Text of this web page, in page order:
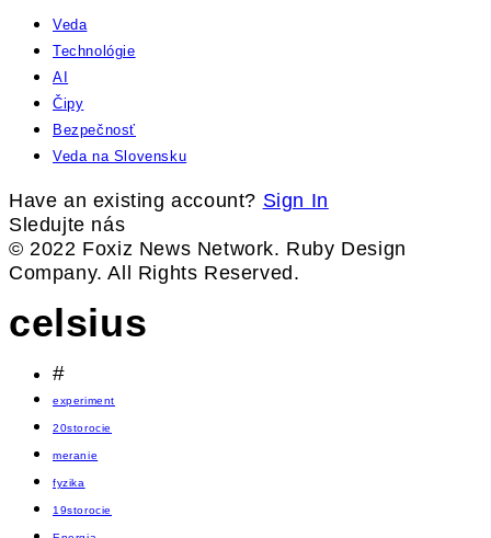
Veda
Technológie
AI
Čipy
Bezpečnosť
Veda na Slovensku
Have an existing account? Sign In
Sledujte nás
© 2022 Foxiz News Network. Ruby Design
Company. All Rights Reserved.
celsius
#
experiment
20storocie
meranie
fyzika
19storocie